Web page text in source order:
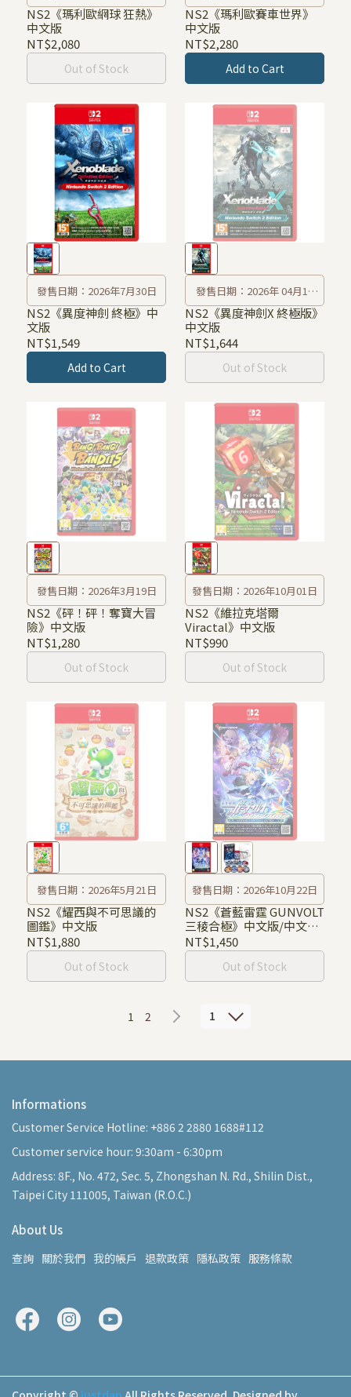
NS2《瑪利歐網球 狂熱》
中文版
NT$2,080
Out of Stock
NS2《瑪利歐賽車世界》
中文版
NT$2,280
Add to Cart
發售日期：2026年7月30日
NS2《異度神劍 終極》中
文版
NT$1,549
Add to Cart
發售日期：2026年 04月16
日
NS2《異度神劍X 終極版》
中文版
NT$1,644
Out of Stock
發售日期：2026年3月19日
NS2《砰！砰！奪寶大冒
險》中文版
NT$1,280
Out of Stock
發售日期：2026年10月01日
NS2《維拉克塔爾
Viractal》中文版
NT$990
Out of Stock
發售日期：2026年5月21日
NS2《耀西與不可思議的
圖鑑》中文版
NT$1,880
Out of Stock
發售日期：2026年10月22日
NS2《蒼藍雷霆 GUNVOLT
三稜合極》中文版/中文限
定版
NT$1,450
Out of Stock
1 2 1
Informations
Customer Service Hotline: +886 2 2880 1688#112
Customer service hour: 9:30am - 6:30pm
Address: 8F., No. 472, Sec. 5, Zhongshan N. Rd., Shilin Dist.,
Taipei City 111005, Taiwan (R.O.C.)
About Us
查詢 關於我們 我的帳戶 退款政策 隱私政策 服務條款